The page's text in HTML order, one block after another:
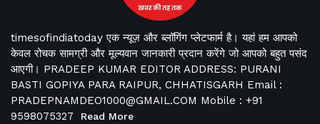
timesofindiatoday एक न्यूज़ और ब्लॉगिंग प्लेटफार्म है। यहां हम आपको
केवल रोचक सामग्री और मूल्यवान जानकारी प्रदान करेंगे जो आपको बहुत पसंद
आएगी। PRADEEP KUMAR EDITOR ADDRESS: PURANI
BASTI GOPIYA PARA RAIPUR, CHHATISGARH Email :
PRADEPNAMDEO1000@GMAIL.COM Mobile : +91
9598075327
Read More